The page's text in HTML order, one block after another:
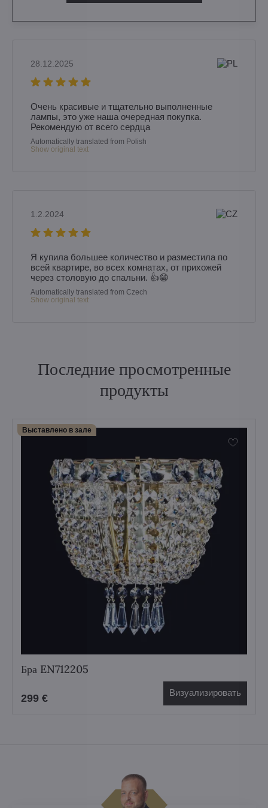
28.12.2025
Очень красивые и тщательно выполненные
лампы, это уже наша очередная покупка.
Рекомендую от всего сердца
Automatically translated from Polish
Show original text
1.2.2024
Я купила большее количество и разместила по
всей квартире, во всех комнатах, от прихожей
через столовую до спальни. 👍😁
Automatically translated from Czech
Show original text
Последние просмотренные
продукты
Выставлено в зале
Бра EN712205
299 € Визуализировать